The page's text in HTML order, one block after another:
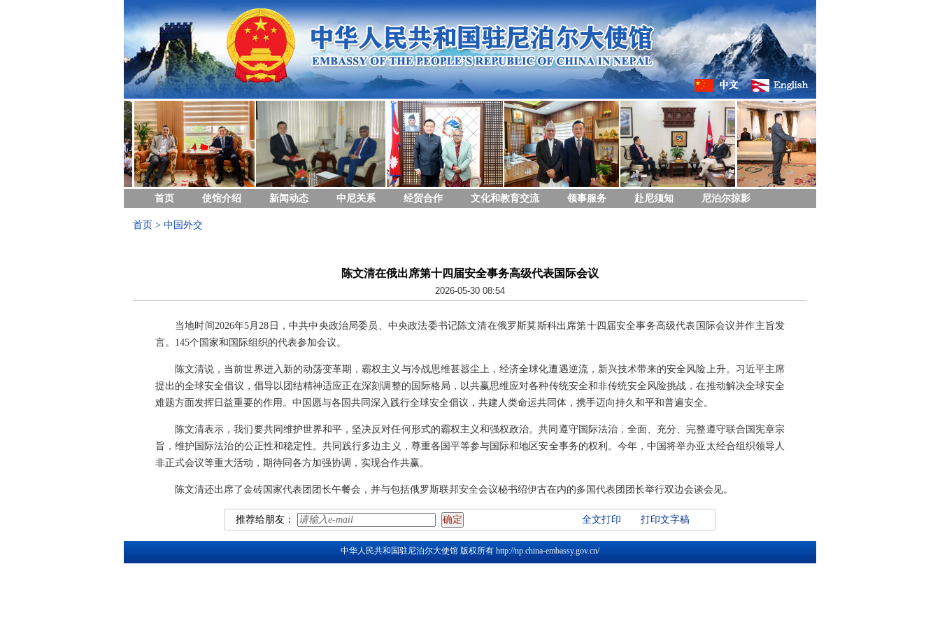
首页 使馆介绍 新闻动态 中尼关系 经贸合作 文化和教育交流 领事服务 赴尼须知 尼泊尔掠影
首页 > 中国外交
陈文清在俄出席第十四届安全事务高级代表国际会议
2026-05-30 08:54
当地时间2026年5月28日，中共中央政治局委员、中央政法委书记陈文清在俄罗斯莫斯科出席第十四届安全事务高级代表国际会议并作主旨发
言。145个国家和国际组织的代表参加会议。
陈文清说，当前世界进入新的动荡变革期，霸权主义与冷战思维甚嚣尘上，经济全球化遭遇逆流，新兴技术带来的安全风险上升。习近平主席
提出的全球安全倡议，倡导以团结精神适应正在深刻调整的国际格局，以共赢思维应对各种传统安全和非传统安全风险挑战，在推动解决全球安全
难题方面发挥日益重要的作用。中国愿与各国共同深入践行全球安全倡议，共建人类命运共同体，携手迈向持久和平和普遍安全。
陈文清表示，我们要共同维护世界和平，坚决反对任何形式的霸权主义和强权政治。共同遵守国际法治，全面、充分、完整遵守联合国宪章宗
旨，维护国际法治的公正性和稳定性。共同践行多边主义，尊重各国平等参与国际和地区安全事务的权利。今年，中国将举办亚太经合组织领导人
非正式会议等重大活动，期待同各方加强协调，实现合作共赢。
陈文清还出席了金砖国家代表团团长午餐会，并与包括俄罗斯联邦安全会议秘书绍伊古在内的多国代表团团长举行双边会谈会见。
推荐给朋友： 全文打印 打印文字稿
中华人民共和国驻尼泊尔大使馆 版权所有 http://np.china-embassy.gov.cn/